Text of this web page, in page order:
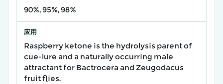
90%, 95%, 98%
应用
Raspberry ketone is the hydrolysis parent of
cue-lure and a naturally occurring male
attractant for Bactrocera and Zeugodacus
fruit flies.